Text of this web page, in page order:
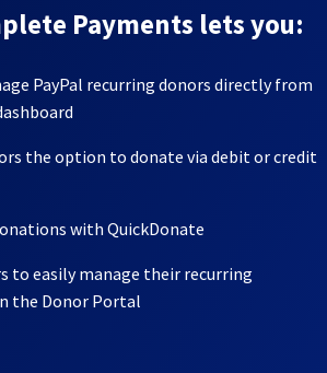
Payments lets you:
PayPal recurring donors directly from
the option to donate via debit or credit
with QuickDonate
to easily manage their recurring
the Donor Portal